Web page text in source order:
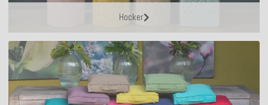
Hocker